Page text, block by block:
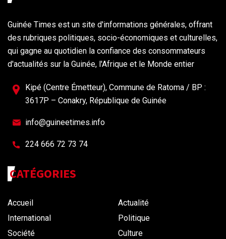
Guinée Times est un site d'informations générales, offrant
des rubriques politiques, socio-économiques et culturelles,
qui gagne au quotidien la confiance des consommateurs
d'actualités sur la Guinée, l'Afrique et le Monde entier
Kipé (Centre Émetteur), Commune de Ratoma / BP :
3617P – Conakry, République de Guinée
info@guineetimes.info
224 666 72 73 74
CATÉGORIES
Accueil
Actualité
International
Politique
Société
Culture